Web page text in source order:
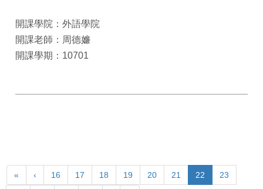
開課學院：外語學院
開課老師：周德嬚
開課學期：10701
« ‹ 16 17 18 19 20 21 22 23